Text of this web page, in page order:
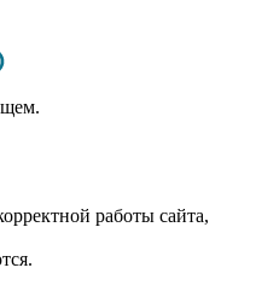
нам сделать его лучше: мы
визите с помощью
работы сайта,